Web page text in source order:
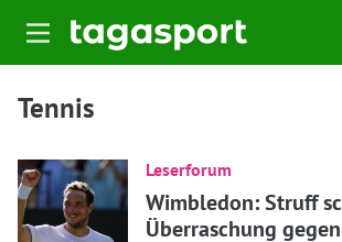
Tennis
Leserforum
Wimbledon: Struff
Überraschung